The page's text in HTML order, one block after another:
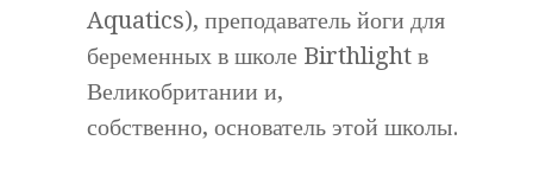
Aquatics), преподаватель йоги для
беременных в школе Birthlight в
Великобритании и,
собственно, основатель этой школы.